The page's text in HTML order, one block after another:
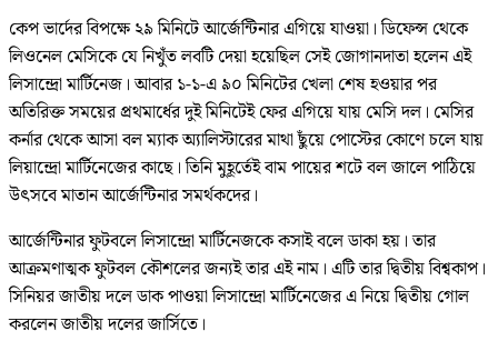
কেপ ভার্দের বিপক্ষে ২৯ মিনিটে আর্জেন্টিনার এগিয়ে যাওয়া। ডিফেন্স থেকে
লিওনেল মেসিকে যে নিখুঁত লবটি দেয়া হয়েছিল সেই জোগানদাতা হলেন এই
লিসান্দ্রো মার্টিনেজ। আবার ১-১-এ ৯০ মিনিটের খেলা শেষ হওয়ার পর
অতিরিক্ত সময়ের প্রথমার্ধের দুই মিনিটেই ফের এগিয়ে যায় মেসি দল। মেসির
কর্নার থেকে আসা বল ম্যাক অ্যালিস্টারের মাথা ছুঁয়ে পোস্টের কোণে চলে যায়
লিয়ান্দ্রো মার্টিনেজের কাছে। তিনি মুহূর্তেই বাম পায়ের শটে বল জালে পাঠিয়ে
উৎসবে মাতান আর্জেন্টিনার সমর্থকদের।
আর্জেন্টিনার ফুটবলে লিসান্দ্রো মার্টিনেজকে কসাই বলে ডাকা হয়। তার
আক্রমণাত্মক ফুটবল কৌশলের জন্যই তার এই নাম। এটি তার দ্বিতীয় বিশ্বকাপ।
সিনিয়র জাতীয় দলে ডাক পাওয়া লিসান্দ্রো মার্টিনেজের এ নিয়ে দ্বিতীয় গোল
করলেন জাতীয় দলের জার্সিতে।